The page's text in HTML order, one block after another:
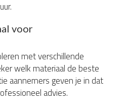
voor
met verschillende
welk materiaal de beste
aannemers geven je in dat
advies.